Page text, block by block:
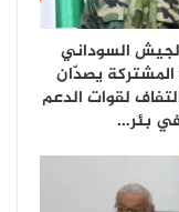
السوداني
المشتركة يصدّان
لقوات الدعم
بئر…